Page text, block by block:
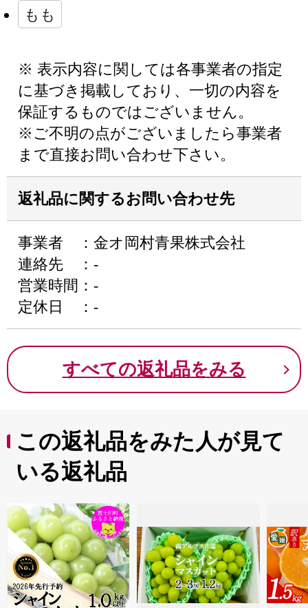
もも
※ 表示内容に関しては各事業者の指定
に基づき掲載しており、一切の内容を
保証するものではございません。
※ご不明の点がございましたら事業者
まで直接お問い合わせ下さい。
返礼品に関するお問い合わせ先
事業者 ：金オ岡村青果株式会社
連絡先 ：-
営業時間：-
定休日 ：-
すべての返礼品をみる
この返礼品をみた人が見て
いる返礼品